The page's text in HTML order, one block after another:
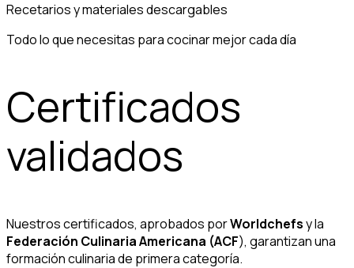
Recetarios y materiales descargables
Todo lo que necesitas para cocinar mejor cada día
Certificados
validados
Nuestros certificados, aprobados porWorldchefsy la
Federación Culinaria Americana (ACF), garantizan una
formación culinaria de primera categoría.